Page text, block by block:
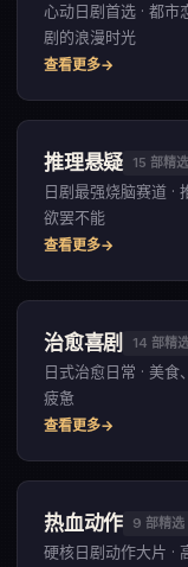
心动日剧首选 · 都
剧的浪漫时光
查看更多
推理悬疑 15 部精选
日剧最强烧脑赛道 ·
欲罢不能
查看更多
治愈喜剧 14 部精
日式治愈日常 · 美
疲惫
查看更多
热血动作 9 部精选
硬核日剧动作大片 ·